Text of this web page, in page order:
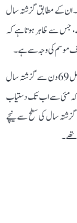
کیو آئی بڑھ کر 95 ہو جاتا ہے۔ ان کے مطابق گزشتہ سال
12 پوائنٹس زیادہ ہے، جس سے ظاہر ہوتا ہے کہ
صرف موسم کی وجہ سے ہے۔
اجے ماکن نے کہا کہ دہلی میں پی ایم 10 کی حقیقی سطح مسلسل 69 دن سے گزشتہ سال
کہ مئی سے اب تک دستیاب
اعداد و شمار میں ایک بھی دن ایسا نہیں آیا جب پی ایم 10 گزشتہ سال کی سطح سے نیچے
تھے۔